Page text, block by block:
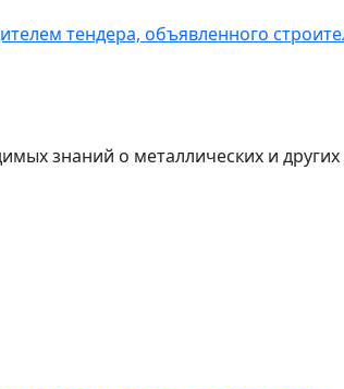
тендера, объявленного
знаний о металлических и